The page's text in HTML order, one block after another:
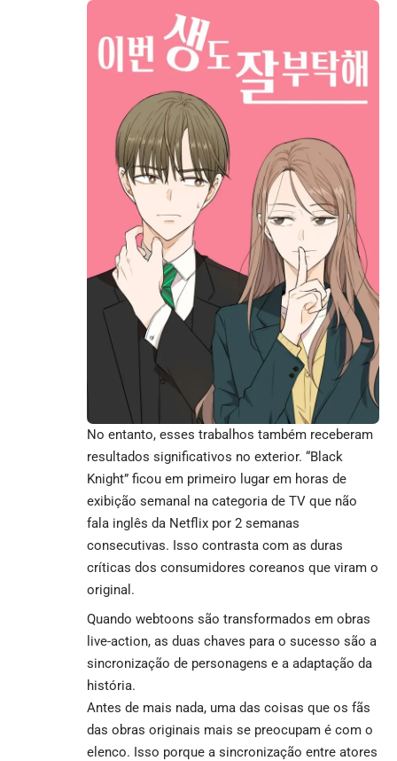
No entanto, esses trabalhos também receberam
resultados significativos no exterior. “Black
Knight” ficou em primeiro lugar em horas de
exibição semanal na categoria de TV que não
fala inglês da Netflix por 2 semanas
consecutivas. Isso contrasta com as duras
críticas dos consumidores coreanos que viram o
original.
Quando webtoons são transformados em obras
live-action, as duas chaves para o sucesso são a
sincronização de personagens e a adaptação da
história.
Antes de mais nada, uma das coisas que os fãs
das obras originais mais se preocupam é com o
elenco. Isso porque a sincronização entre atores